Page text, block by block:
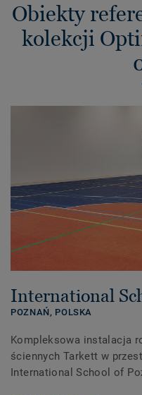
Obiekty
kolekcji
International
POZNAŃ, POLSKA
Kompleksowa instalacja
ściennych Tarkett w
International School of